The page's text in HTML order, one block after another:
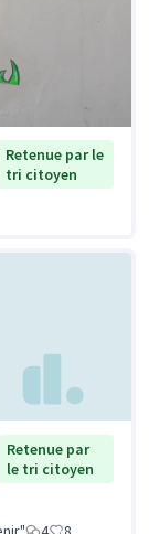
Retenue par le
tri citoyen
Retenue par
le tri citoyen